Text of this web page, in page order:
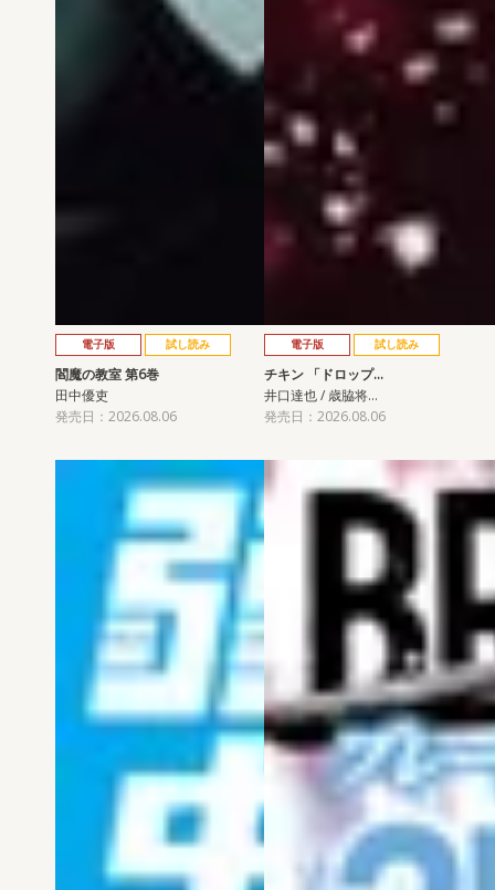
電子版 試し読み
閻魔の教室 第6巻
田中優吏
発売日：2026.08.06
電子版 試し読み
チキン 「ドロップ…
井口達也 / 歳脇将…
発売日：2026.08.06